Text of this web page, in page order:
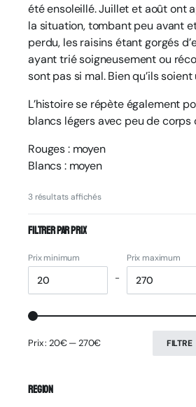
été ensoleillé. Juillet et août ont
la situation, tombant peu avant
perdu, les raisins étant gorgés
ayant trié soigneusement ou
sont pas si mal. Bien qu’ils
L’histoire se répète également
blancs légers avec peu de corps
Rouges : moyen
Blancs : moyen
3 résultats affichés
Filtrer par prix
Prix minimum
-
Prix maximum
FILTRE
Prix : 20€—270€
Region